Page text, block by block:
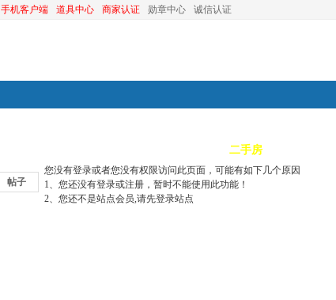
手机客户端 道具中心 商家认证 勋章中心 诚信认证
二手房
帖子
您没有登录或者您没有权限访问此页面，可能有如下几个原因
1、您还没有登录或注册，暂时不能使用此功能！
2、您还不是站点会员,请先登录站点